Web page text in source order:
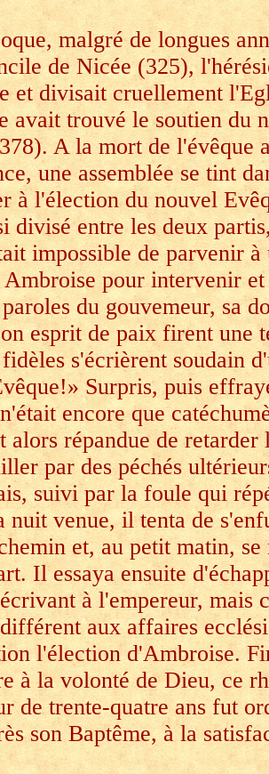
malgré de longues
de Nicée (325),
et divisait cruellement
avait trouvé le soutien du
A la mort de l'évêque
une assemblée se tint
à l'élection du nouvel
divisé entre les deux
impossible de parvenir
Ambroise pour intervenir
du gouvemeur, sa
esprit de paix firent une
s'écrièrent soudain
Surpris, puis
encore que
alors répandue de retarder
par des péchés
suivi par la foule qui
nuit venue, il tenta de
et, au petit matin, se
Il essaya ensuite
à l'empereur, mais
aux affaires
l'élection d'Ambroise.
à la volonté de Dieu, ce
de trente-quatre ans fut
son Baptême, à la